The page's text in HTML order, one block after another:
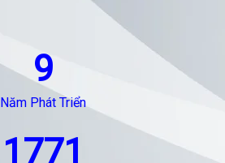
9
Năm Phát Triển
1771